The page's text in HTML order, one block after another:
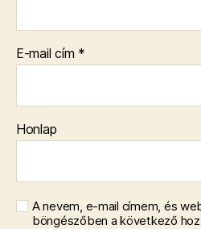
E-mail cím *
Honlap
A nevem, e-mail címem, és
böngészőben a következő